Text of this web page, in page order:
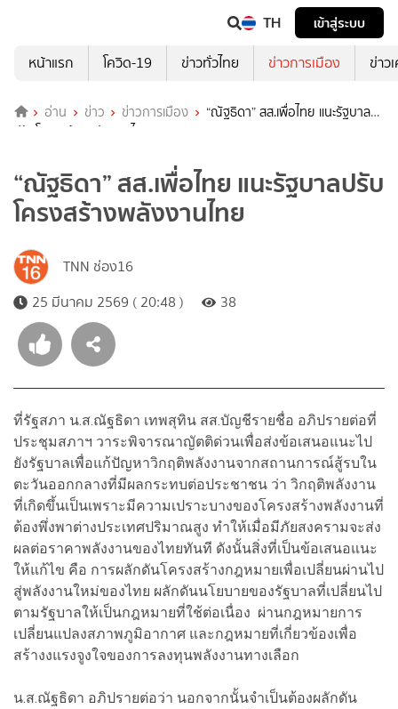
TH
เข้าสู่ระบบ
หน้าแรก
โควิด-19 ข่าวทั่วไทย ข่าวการเมือง ข่าว
อ่าน ข่าว ข่าวการเมือง
“ณัฐธิดา” สส.เพื่อไทย แนะรัฐบาล
ปรับโครงสร้างพลังงานไทย
“ณัฐธิดา” สส.เพื่อไทย แนะรัฐบาลปรับ
โครงสร้างพลังงานไทย
TNN ช่อง16
25 มีนาคม 2569 ( 20:48 )
38
ที่รัฐสภา น.ส.ณัฐธิดา เทพสุทิน สส.บัญชีรายชื่อ อภิปรายต่อที่
ประชุมสภาฯ วาระพิจารณาญัตติด่วนเพื่อส่งข้อเสนอแนะไป
ยังรัฐบาลเพื่อแก้ปัญหาวิกฤติพลังงานจากสถานการณ์สู้รบใน
ตะวันออกกลางที่มีผลกระทบต่อประชาชน ว่า วิกฤติพลังงาน
ที่เกิดขึ้นเป็นเพราะมีความเปราะบางของโครงสร้างพลังงานที่
ต้องพึ่งพาต่างประเทศปริมาณสูง ทำให้เมื่อมีภัยสงครามจะส่ง
ผลต่อราคาพลังงานของไทยทันที ดังนั้นสิ่งที่เป็นข้อเสนอแนะ
ให้แก้ไข คือ การผลักดันโครงสร้างกฎหมายเพื่อเปลี่ยนผ่านไป
สู่พลังงานใหม่ของไทย ผลักดันนโยบายของรัฐบาลที่เปลี่ยนไป
ตามรัฐบาลให้เป็นกฎหมายที่ใช้ต่อเนื่อง ผ่านกฎหมายการ
เปลี่ยนแปลงสภาพภูมิอากาศ และกฎหมายที่เกี่ยวข้องเพื่อ
สร้างงแรงจูงใจของการลงทุนพลังงานทางเลือก
น.ส.ณัฐธิดา อภิปรายต่อว่า นอกจากนั้นจำเป็นต้องผลักดัน